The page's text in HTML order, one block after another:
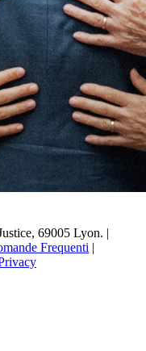
69005 Lyon. |
Frequenti |